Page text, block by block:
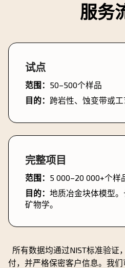
服务
试点
范围： 50–500个样品
目的： 跨岩性、蚀变带或工
完整项目
范围： 5 000–20 000+个样
目的： 地质冶金块体模型
矿物学。
所有数据均通过NIST标准验证
付，并严格保密客户信息。我